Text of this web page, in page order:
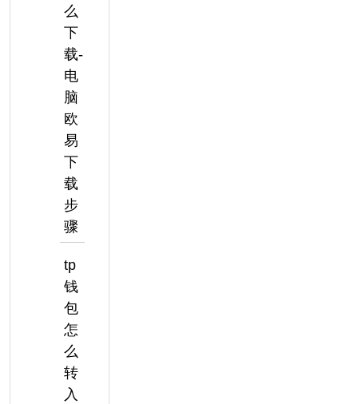
么
下
载-
电
脑
欧
易
下
载
步
骤
tp
钱
包
怎
么
转
入